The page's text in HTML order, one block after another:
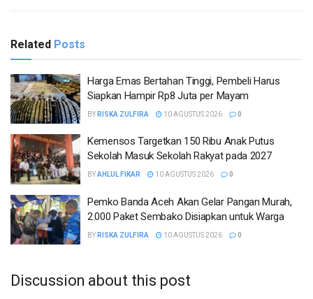
Related Posts
Harga Emas Bertahan Tinggi, Pembeli Harus
Siapkan Hampir Rp8 Juta per Mayam
BY RISKA ZULFIRA 10 AGUSTUS 2026 0
Kemensos Targetkan 150 Ribu Anak Putus
Sekolah Masuk Sekolah Rakyat pada 2027
BYAHLUL FIKAR 10 AGUSTUS 2026 0
Pemko Banda Aceh Akan Gelar Pangan Murah,
2.000 Paket Sembako Disiapkan untuk Warga
BY RISKA ZULFIRA 10 AGUSTUS 2026 0
Discussion about this post